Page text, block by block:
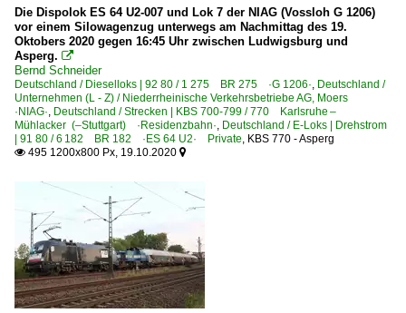
Die Dispolok ES 64 U2-007 und Lok 7 der NIAG (Vossloh G 1206)
vor einem Silowagenzug unterwegs am Nachmittag des 19.
Oktobers 2020 gegen 16:45 Uhr zwischen Ludwigsburg und
Asperg. 
Bernd Schneider
Deutschland / Dieselloks | 92 80 / 1 275 BR 275 ·G 1206· Deutschland /
Unternehmen (L - Z) / Niederrheinische Verkehrsbetriebe AG, Moers
·NIAG· Deutschland / Strecken | KBS 700-799 / 770 Karlsruhe –
Mühlacker (–Stuttgart) ·Residenzbahn· Deutschland / E-Loks | Drehstrom
| 91 80 / 6 182 BR 182 ·ES 64 U2· Private KBS 770 - Asperg
 495 1200x800 Px, 19.10.2020 